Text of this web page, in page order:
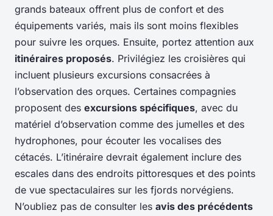
grands bateaux offrent plus de confort et des
équipements variés, mais ils sont moins flexibles
pour suivre les orques. Ensuite, portez attention aux
itinéraires proposés. Privilégiez les croisières qui
incluent plusieurs excursions consacrées à
l’observation des orques. Certaines compagnies
proposent des excursions spécifiques, avec du
matériel d’observation comme des jumelles et des
hydrophones, pour écouter les vocalises des
cétacés. L’itinéraire devrait également inclure des
escales dans des endroits pittoresques et des points
de vue spectaculaires sur les fjords norvégiens.
N’oubliez pas de consulter les avis des précédents